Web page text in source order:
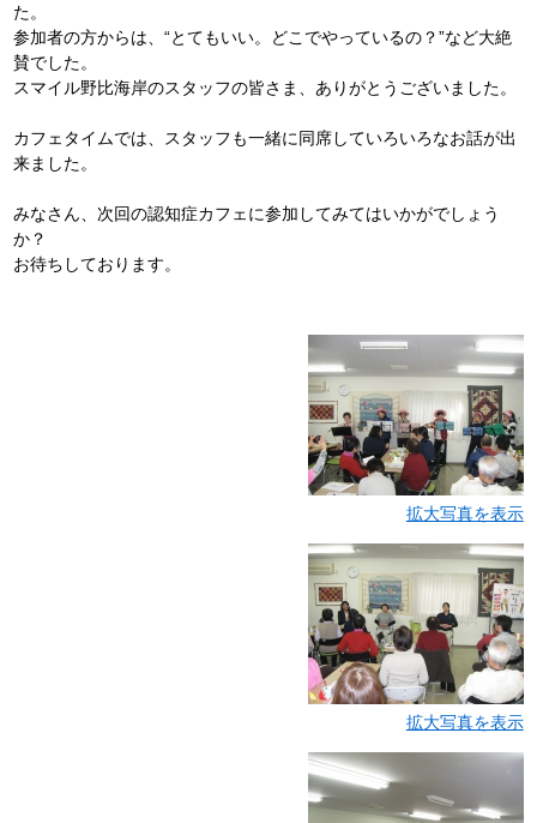
た。
参加者の方からは、“とてもいい。どこでやっているの？”など大絶
賛でした。
スマイル野比海岸のスタッフの皆さま、ありがとうございました。
カフェタイムでは、スタッフも一緒に同席していろいろなお話が出
来ました。
みなさん、次回の認知症カフェに参加してみてはいかがでしょう
か？
お待ちしております。
拡大写真を表示
拡大写真を表示